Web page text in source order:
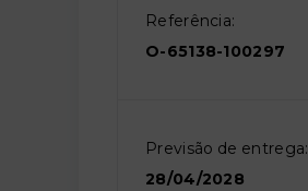
Referência:
O-65138-100297
Previsão de entrega:
28/04/2028